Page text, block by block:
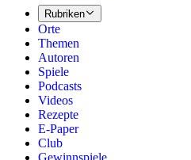
Rubriken
Orte
Themen
Autoren
Spiele
Podcasts
Videos
Rezepte
E-Paper
Club
Gewinnspiele